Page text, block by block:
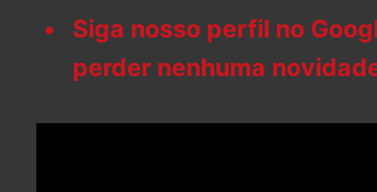
Siga nosso perfil no
perder nenhuma